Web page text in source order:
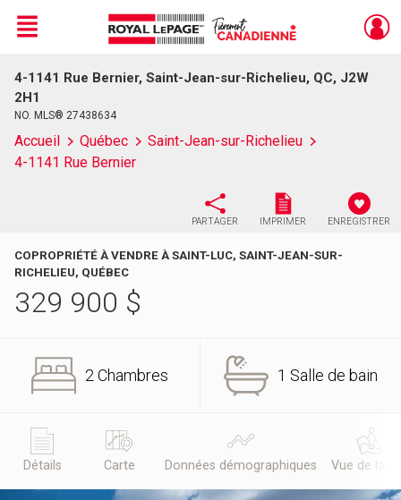
Live
En Direct
Menu
4-1141 Rue Bernier, Saint-Jean-sur-Richelieu, QC, J2W
2H1
NO. MLS® 27438634
Accueil Québec
Saint-Jean-sur-Richelieu
4-1141 Rue Bernier
PARTAGER IMPRIMER ENREGISTRER
COPROPRIÉTÉ À VENDRE À SAINT-LUC, SAINT-JEAN-SUR-
RICHELIEU, QUÉBEC
329 900 $
2 Chambres 1 Salle de bain
Détails Carte Données démographiques Vue de la